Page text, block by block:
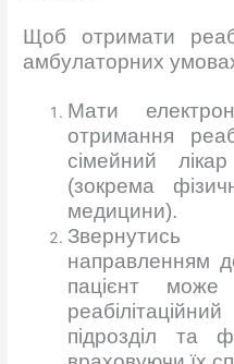
Щоб отримати
амбулаторних
Мати
отримання
сімейний
(зокрема
медицини).
направленням
пацієнт може
підрозділ та